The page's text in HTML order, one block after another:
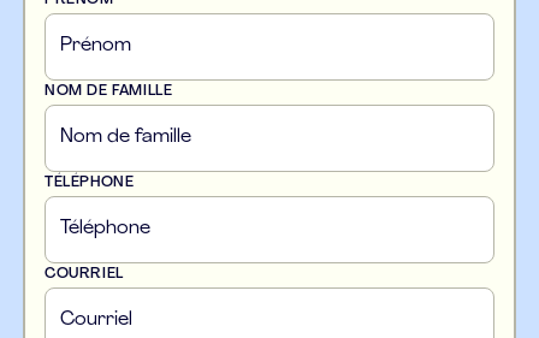
NOM DE FAMILLE
TÉLÉPHONE
COURRIEL